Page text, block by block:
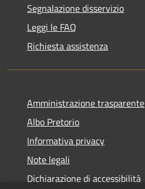
Segnalazione disservizio
Leggi le FAQ
Richiesta assistenza
Amministrazione trasparente
Albo Pretorio
Informativa privacy
Note legali
Dichiarazione di accessibilità